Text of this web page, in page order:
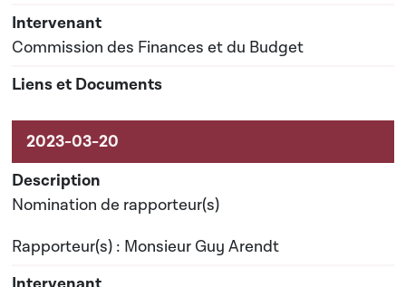
04-2023
Commission des Finances et du Budget
Nomination de rapporteur(s)
Rapporteur(s) : Monsieur Guy Arendt